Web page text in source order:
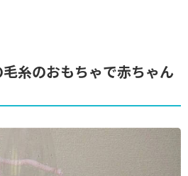
糸のおもちゃで赤ちゃん